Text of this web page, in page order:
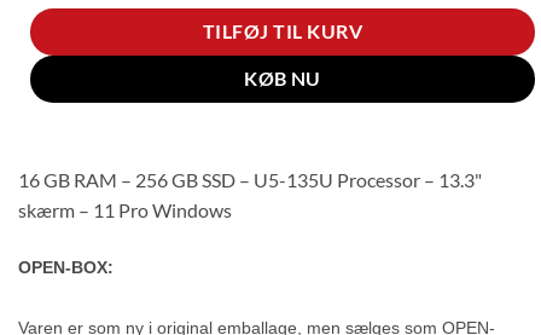
TILFØJ TIL KURV
KØB NU
16 GB RAM – 256 GB SSD – U5-135U Processor – 13.3"
skærm – 11 Pro Windows
OPEN-BOX:
Varen er som ny i original emballage, men sælges som OPEN-